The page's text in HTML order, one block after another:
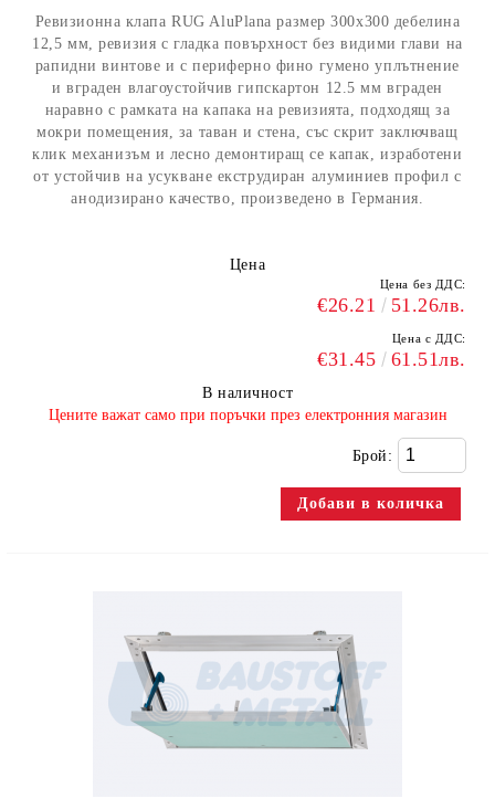
Ревизионна клапа RUG AluPlana размер 300x300 дебелина
12,5 мм, ревизия с гладка повърхност без видими глави на
рапидни винтове и с периферно фино гумено уплътнение
и вграден влагоустойчив гипскартон 12.5 мм вграден
наравно с рамката на капака на ревизията, подходящ за
мокри помещения, за таван и стена, със скрит заключващ
клик механизъм и лесно демонтиращ се капак, изработени
от устойчив на усукване екструдиран алуминиев профил с
анодизирано качество, произведено в Германия.
Цена
Цена без ДДС:
€26.21 51.26лв.
Цена с ДДС:
€31.45 61.51лв.
В наличност
​Цените важат само при поръчки през електронния магазин
Брой: